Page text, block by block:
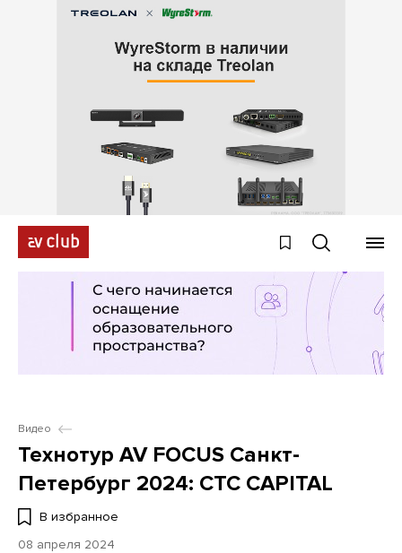
Видео
Технотур AV FOCUS Санкт-
Петербург 2024: CTC CAPITAL
В избранное
08 апреля 2024